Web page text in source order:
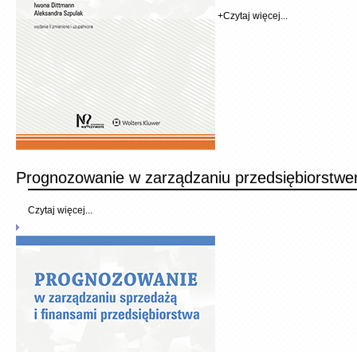
+Czytaj więcej...
Prognozowanie w zarządzaniu
Czytaj więcej...